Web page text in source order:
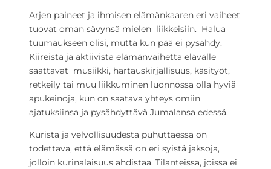
Arjen paineet ja ihmisen elämänkaaren eri vaiheet
tuovat oman sävynsä mielen liikkeisiin. Halua
tuumaukseen olisi, mutta kun pää ei pysähdy.
Kiireistä ja aktiivista elämänvaihetta elävälle
saattavat musiikki, hartauskirjallisuus, käsityöt,
retkeily tai muu liikkuminen luonnossa olla hyviä
apukeinoja, kun on saatava yhteys omiin
ajatuksiinsa ja pysähdyttävä Jumalansa edessä.
Kurista ja velvollisuudesta puhuttaessa on
todettava, että elämässä on eri syistä jaksoja,
jolloin kurinalaisuus ahdistaa. Tilanteissa, joissa ei